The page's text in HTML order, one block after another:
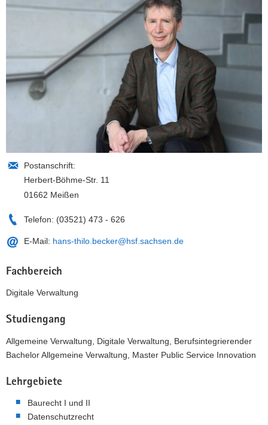
Postanschrift:
Herbert-Böhme-Str. 11
01662 Meißen
Telefon: (03521) 473 - 626
E-Mail: hans-thilo.becker@hsf.sachsen.de
Fachbereich
Digitale Verwaltung
Studiengang
Allgemeine Verwaltung, Digitale Verwaltung, Berufsintegrierender
Bachelor Allgemeine Verwaltung, Master Public Service Innovation
Lehrgebiete
Baurecht I und II
Datenschutzrecht